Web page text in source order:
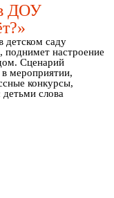
ДОУ
детском саду
поднимет настроение
Сценарий
мероприятии,
конкурсы,
слова